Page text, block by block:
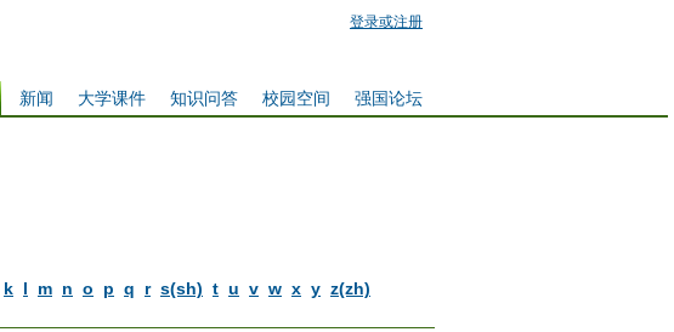
登录或注册
强国论坛
校园空间
知识问答
大学课件
新闻
k l m n o p q r s(sh) t u v w x y z(zh)